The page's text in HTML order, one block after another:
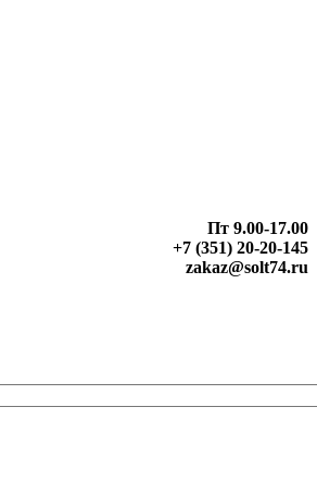
Пт 9.00-17.00
+7 (351) 20-20-145
zakaz@solt74.ru